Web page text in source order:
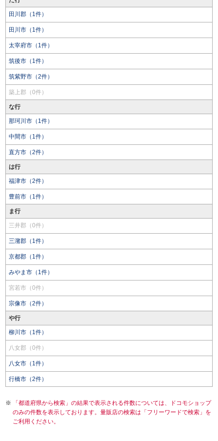
田川郡（1件）
田川市（1件）
太宰府市（1件）
筑後市（1件）
筑紫野市（2件）
築上郡（0件）
な行
那珂川市（1件）
中間市（1件）
直方市（2件）
は行
福津市（2件）
豊前市（1件）
ま行
三井郡（0件）
三潴郡（1件）
京都郡（1件）
みやま市（1件）
宮若市（0件）
宗像市（2件）
や行
柳川市（1件）
八女郡（0件）
八女市（1件）
行橋市（2件）
「都道府県から検索」の結果で表示される件数については、ドコモショップ
のみの件数を表示しております。量販店の検索は「フリーワードで検索」を
ご利用ください。